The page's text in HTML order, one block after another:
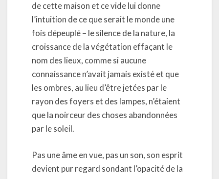
de cette maison et ce vide lui donne
l’intuition de ce que serait le monde une
fois dépeuplé – le silence de la nature, la
croissance de la végétation effaçant le
nom des lieux, comme si aucune
connaissance n’avait jamais existé et que
les ombres, au lieu d’être jetées par le
rayon des foyers et des lampes, n’étaient
que la noirceur des choses abandonnées
par le soleil.
Pas une âme en vue, pas un son, son esprit
devient pur regard sondant l’opacité de la